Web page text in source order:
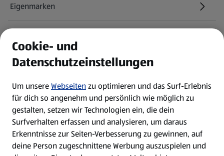
Eigenmarken
Newsletter
WhatsApp
Über ALDI SÜD
Filialen
Cookie- und
Datenschutzeinstellungen
Um unsereWebseitenzu optimieren und das Surf-Erlebnis
für dich so angenehm und persönlich wie möglich zu
gestalten, setzen wir Technologien ein, die dein
Surfverhalten erfassen und analysieren, um daraus
Erkenntnisse zur Seiten-Verbesserung zu gewinnen, auf
deine Person zugeschnittene Werbung auszuspielen und